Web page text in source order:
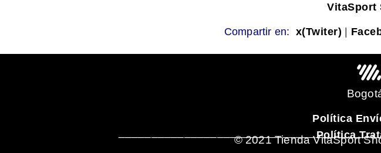
VitaSport
Compartir en: x(Twiter) |
Política
Política
© 2021 Tienda VitaSport